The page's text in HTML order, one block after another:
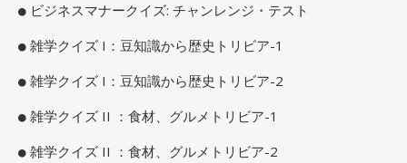
ビジネスマナークイズ: チャンレンジ・テスト
雑学クイズ I：豆知識から歴史トリビア-1
雑学クイズ I：豆知識から歴史トリビア-2
雑学クイズ II ：食材、グルメトリビア-1
雑学クイズ II ：食材、グルメトリビア-2